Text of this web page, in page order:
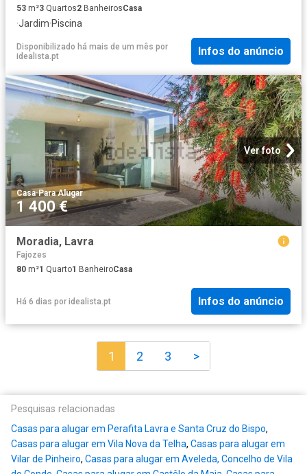
53 m²3 Quartos2 BanheirosCasa
·Jardim·Piscina
Disponibilizado há mais de um mês por
idealista.pt
Infos do anúncio
Ver foto
Casa·Para Alugar
1 400 €
Moradia, Lavra
Fajozes
80 m²1 Quarto1 BanheiroCasa
Há 6 dias por idealista.pt Infos do anúncio
1 2 3 >
Pesquisas relacionadas
Casas para alugar em Perafita Lavra e Santa Cruz do Bispo,
Casas para alugar em Vila Nova da Telha, Casas para alugar em
Vilar de Pinheiro, Casas para alugar em Aveleda, Concelho de Vila